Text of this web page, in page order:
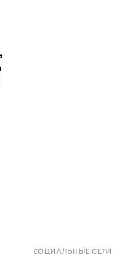
СОЦИАЛЬНЫЕ СЕТИ